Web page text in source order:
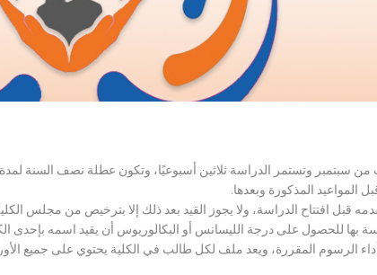
من سبتمبر وتستمر الدراسة ثلاثين أسبوعيًا، وتكون عطلة نصف السنة
المواعيد المذكورة وبعدها.
قبل افتتاح الدراسة، ولا يجوز القيد بعد ذلك إلا بترخيص من مجلس
بها للحصول على درجة الليسانس أو البكالوريوس أن يقيد اسمه
الرسوم المقررة، ويعد ملف لكل طالب في الكلية يحتوي على جميع